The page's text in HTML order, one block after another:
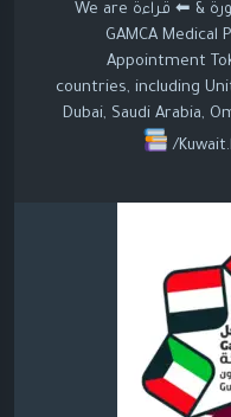
& ⬅ قراءة We are
GAMCA Medical
Appointment
countries, including
Dubai, Saudi Arabia,